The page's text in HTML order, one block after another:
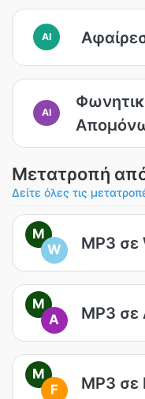
AI
AI
Μετατροπή
Δείτε όλες τις
M
W
MP3 σε
M
A
MP3 σε
M
F
MP3 σε